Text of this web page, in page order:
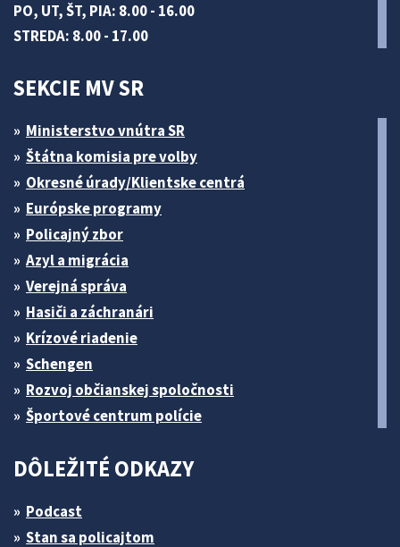
PO, UT, ŠT, PIA: 8.00 - 16.00
STREDA: 8.00 - 17.00
SEKCIE MV SR
Ministerstvo vnútra SR
Štátna komisia pre volby
Okresné úrady/Klientske centrá
Európske programy
Policajný zbor
Azyl a migrácia
Verejná správa
Hasiči a záchranári
Krízové riadenie
Schengen
Rozvoj občianskej spoločnosti
Športové centrum polície
DÔLEŽITÉ ODKAZY
Podcast
Stan sa policajtom